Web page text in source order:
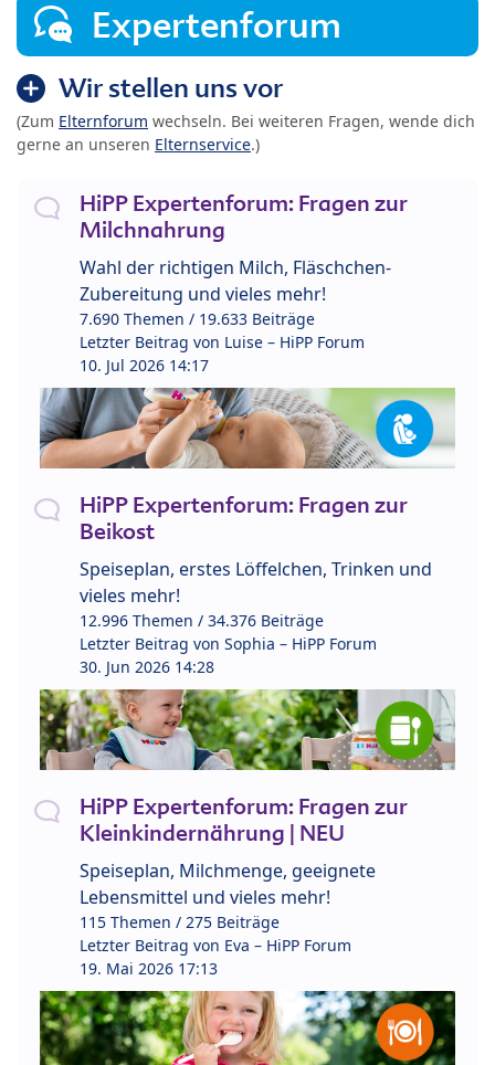
Expertenforum
Wir stellen uns vor
(Zum Elternforum wechseln. Bei weiteren Fragen, wende dich
gerne an unseren Elternservice.)
HiPP Expertenforum: Fragen zur
Milchnahrung
Wahl der richtigen Milch, Fläschchen-
Zubereitung und vieles mehr!
7.690 Themen / 19.633 Beiträge
Letzter Beitrag von Luise – HiPP Forum
10. Jul 2026 14:17
HiPP Expertenforum: Fragen zur
Beikost
Speiseplan, erstes Löffelchen, Trinken und
vieles mehr!
12.996 Themen / 34.376 Beiträge
Letzter Beitrag von Sophia – HiPP Forum
30. Jun 2026 14:28
HiPP Expertenforum: Fragen zur
Kleinkindernährung | NEU
Speiseplan, Milchmenge, geeignete
Lebensmittel und vieles mehr!
115 Themen / 275 Beiträge
Letzter Beitrag von Eva – HiPP Forum
19. Mai 2026 17:13